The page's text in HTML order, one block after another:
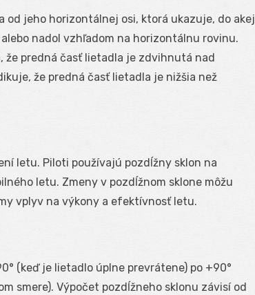
od jeho horizontálnej osi, ktorá ukazuje, do akej
nadol vzhľadom na horizontálnu rovinu.
že predná časť lietadla je zdvihnutá nad
že predná časť lietadla je nižšia než
letu. Piloti používajú pozdĺžny sklon na
letu. Zmeny v pozdĺžnom sklone môžu
vplyv na výkony a efektívnosť letu.
(keď je lietadlo úplne prevrátene) po +90°
smere). Výpočet pozdĺžneho sklonu závisí od